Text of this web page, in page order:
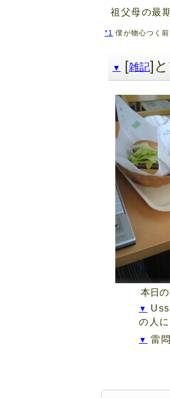
祖父母の最
*1 僕が物心つく
▼ [雑記]
本日
▼
の人
▼ 雷悶